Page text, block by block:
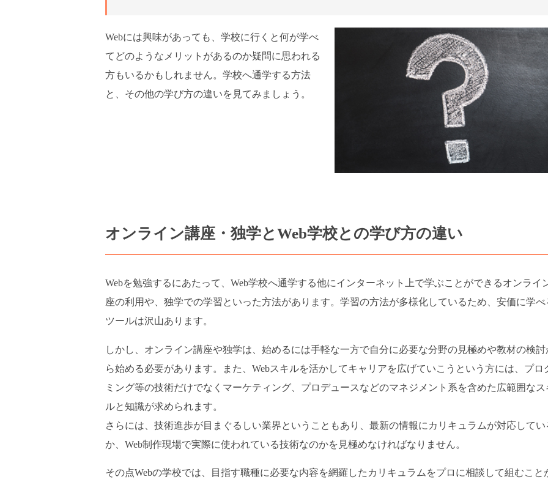
Webには興味があっても、学校に行くと何が学べ
てどのようなメリットがあるのか疑問に思われる
方もいるかもしれません。学校へ通学する方法
と、その他の学び方の違いを見てみましょう。
オンライン講座・独学とWeb学校との学び方の違い
Webを勉強するにあたって、Web学校へ通学する他にインターネット上で学ぶことができるオンライ
座の利用や、独学での学習といった方法があります。学習の方法が多様化しているため、安価に学べ
ツールは沢山あります。
しかし、オンライン講座や独学は、始めるには手軽な一方で自分に必要な分野の見極めや教材の検討
ら始める必要があります。また、Webスキルを活かしてキャリアを広げていこうという方には、プロ
ミング等の技術だけでなくマーケティング、プロデュースなどのマネジメント系を含めた広範囲なス
ルと知識が求められます。
さらには、技術進歩が目まぐるしい業界ということもあり、最新の情報にカリキュラムが対応してい
か、Web制作現場で実際に使われている技術なのかを見極めなければなりません。
その点Webの学校では、目指す職種に必要な内容を網羅したカリキュラムをプロに相談して組むこと